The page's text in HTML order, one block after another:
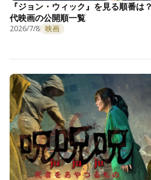
『ジョン・ウィック』を見る順番は
代映画の公開順一覧
2026/7/8 映画